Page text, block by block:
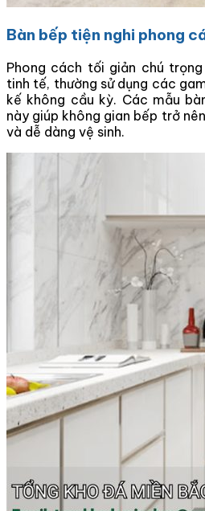
Bàn bếp tiện nghi phong
Phong cách tối giản chú
tinh tế, thường sử dụng các
kế không cầu kỳ. Các mẫu
này giúp không gian bếp trở
và dễ dàng vệ sinh.